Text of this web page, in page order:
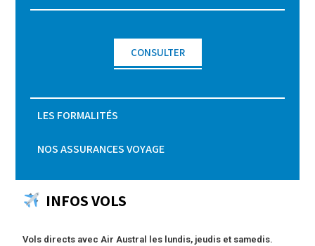
CONSULTER
LES FORMALITÉS
NOS ASSURANCES VOYAGE
INFOS VOLS
Vols directs avec Air Austral les lundis, jeudis et samedis.